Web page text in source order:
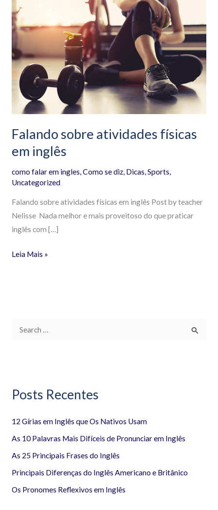
Falando sobre atividades físicas
em inglês
como falar em ingles Como se diz, Dicas Sports
Uncategorized
Falando sobre atividades físicas em inglês Post by teacher
Nelisse Nada melhor e mais proveitoso do que praticar
inglês com […]
atividades
físicas
em
inglês
Leia Mais »
u
s
a
r
p
Posts Recentes
12 Gírias em Inglês que Os Nativos Usam
As 10 Palavras Mais Difíceis de Pronunciar em Inglês
As 25 Principais Frases do Inglês
Principais Diferenças do Inglês Americano e Britânico
Os Pronomes Reflexivos em Inglês